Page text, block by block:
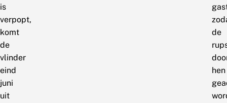
is
verpopt,
komt
de
vlinder
eind
juni
uit
de
hen